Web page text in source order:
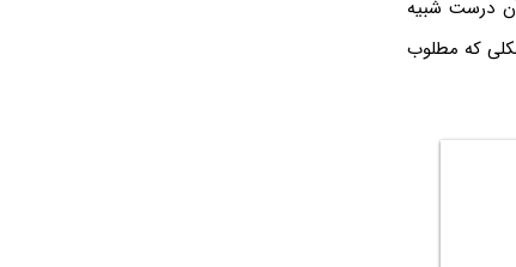
درست شبیه
که مطلوب